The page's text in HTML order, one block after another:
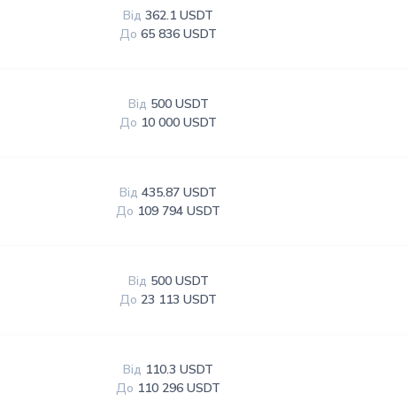
Від 362.1 USDT
До 65 836 USDT
Від 500 USDT
До 10 000 USDT
Від 435.87 USDT
До 109 794 USDT
Від 500 USDT
До 23 113 USDT
Від 110.3 USDT
До 110 296 USDT